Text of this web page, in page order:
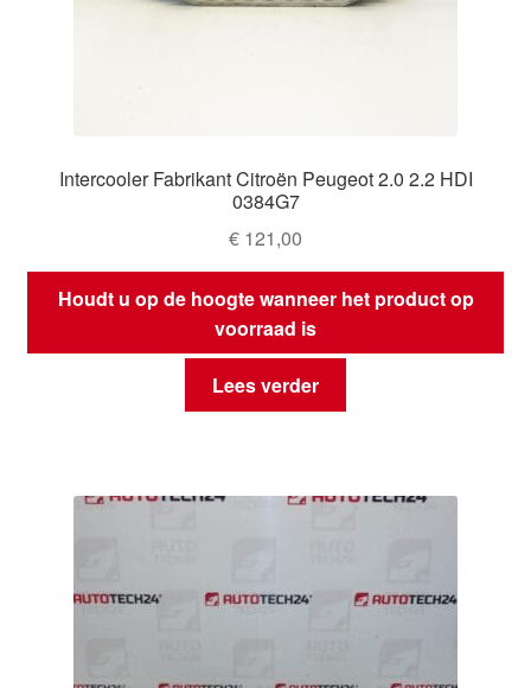
Intercooler Fabrikant Citroën Peugeot 2.0 2.2 HDI
0384G7
€ 121,00
Houdt u op de hoogte wanneer het product op
voorraad is
Lees verder